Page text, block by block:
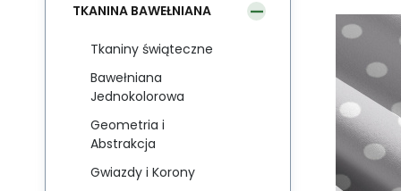
TKANINA BAWEŁNIANA
Tkaniny świąteczne
Bawełniana
Jednokolorowa
Geometria i
Abstrakcja
Gwiazdy i Korony